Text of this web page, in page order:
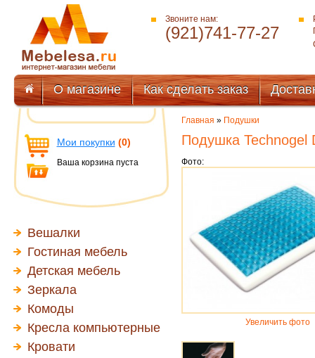
Звоните нам:
(921)741-77-27
О магазине Как сделать заказ
Мои покупки (0)
Ваша корзина пуста
Вешалки
Гостиная мебель
Детская мебель
Зеркала
Комоды
Кресла компьютерные
Кровати
Главная » Подушки
Подушка Technogel
Фото:
Увеличить фото